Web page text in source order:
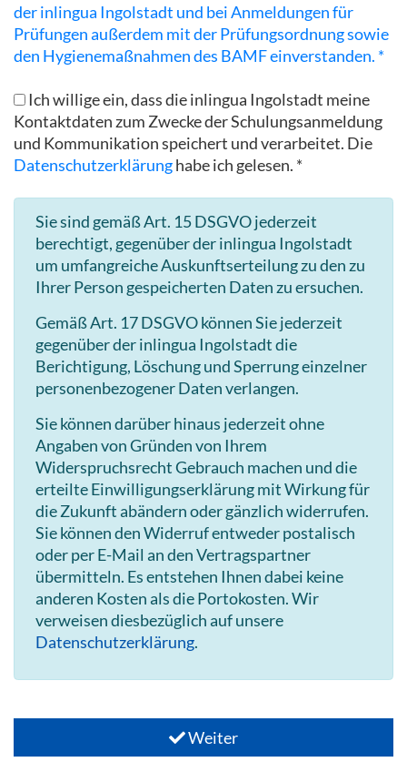
der inlingua Ingolstadt und bei Anmeldungen für
Prüfungen außerdem mit der Prüfungsordnung sowie
den Hygienemaßnahmen des BAMF einverstanden. *
Ich willige ein, dass die inlingua Ingolstadt meine
Kontaktdaten zum Zwecke der Schulungsanmeldung
und Kommunikation speichert und verarbeitet. Die
Datenschutzerklärunghabe ich gelesen. *
Sie sind gemäß Art. 15 DSGVO jederzeit
berechtigt, gegenüber der inlingua Ingolstadt
um umfangreiche Auskunftserteilung zu den zu
Ihrer Person gespeicherten Daten zu ersuchen.
Gemäß Art. 17 DSGVO können Sie jederzeit
gegenüber der inlingua Ingolstadt die
Berichtigung, Löschung und Sperrung einzelner
personenbezogener Daten verlangen.
Sie können darüber hinaus jederzeit ohne
Angaben von Gründen von Ihrem
Widerspruchsrecht Gebrauch machen und die
erteilte Einwilligungserklärung mit Wirkung für
die Zukunft abändern oder gänzlich widerrufen.
Sie können den Widerruf entweder postalisch
oder per E-Mail an den Vertragspartner
übermitteln. Es entstehen Ihnen dabei keine
anderen Kosten als die Portokosten. Wir
verweisen diesbezüglich auf unsere
Datenschutzerklärung.
Weiter